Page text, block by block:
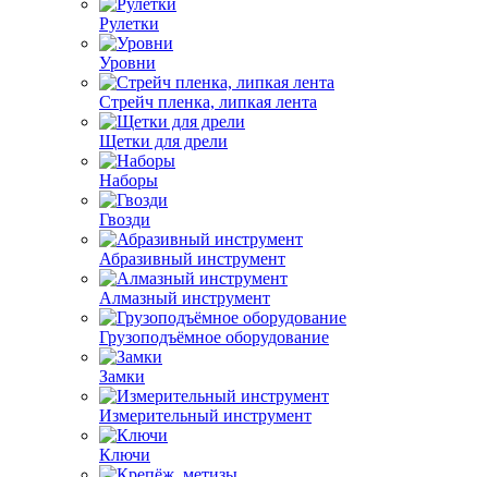
Рулетки
Уровни
Стрейч пленка, липкая лента
Щетки для дрели
Наборы
Гвозди
Абразивный инструмент
Алмазный инструмент
Грузоподъёмное оборудование
Замки
Измерительный инструмент
Ключи